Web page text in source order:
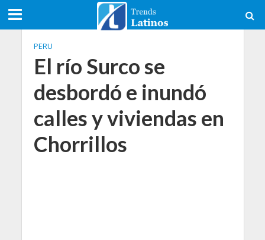
PERU
El río Surco se
desbordó e inundó
calles y viviendas en
Chorrillos